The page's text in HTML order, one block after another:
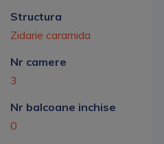
Structura
Zidarie caramida
Nr camere
3
Nr balcoane inchise
0